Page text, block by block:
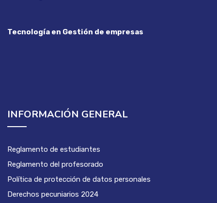
Tecnología en Gestión de empresas
INFORMACIÓN GENERAL
Reglamento de estudiantes
Reglamento del profesorado
Política de protección de datos personales
Derechos pecuniarios 2024